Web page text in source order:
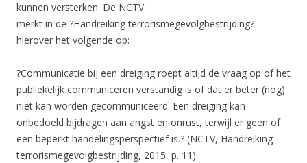
kunnen versterken. De NCTV
merkt in de ?Handreiking terrorismegevolgbestrijding?
hierover het volgende op:
?Communicatie bij een dreiging roept altijd de vraag op of het
publiekelijk communiceren verstandig is of dat er beter (nog)
niet kan worden gecommuniceerd. Een dreiging kan
onbedoeld bijdragen aan angst en onrust, terwijl er geen of
een beperkt handelingsperspectief is.? (NCTV, Handreiking
terrorismegevolgbestrijding, 2015, p. 11)